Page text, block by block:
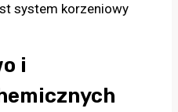
system korzeniowy
i